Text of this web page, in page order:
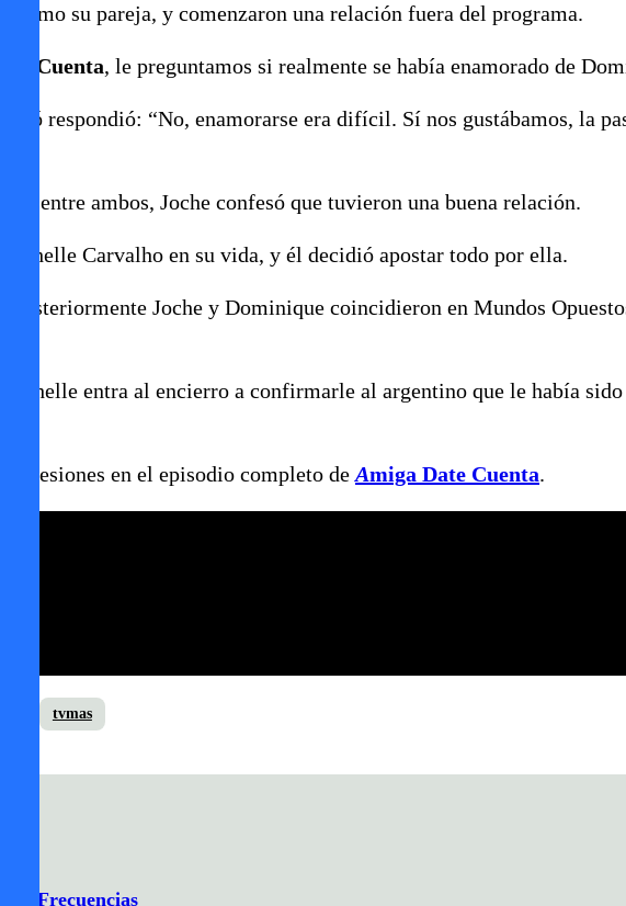
como su pareja, y comenzaron una relación fuera del programa.
Cuenta, le preguntamos si realmente se había enamorado de
respondió: “No, enamorarse era difícil. Sí nos gustábamos, la
entre ambos, Joche confesó que tuvieron una buena relación.
Carvalho en su vida, y él decidió apostar todo por ella.
posteriormente Joche y Dominique coincidieron en Mundos
entra al encierro a confirmarle al argentino que le había
en el episodio completo de Amiga Date Cuenta.
tvmas
Frecuencias